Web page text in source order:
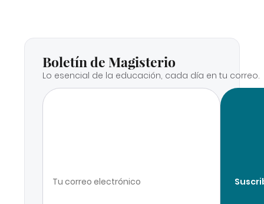
Boletín de Magisterio
Lo esencial de la educación, cada día en tu correo.